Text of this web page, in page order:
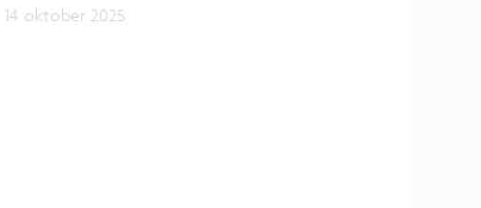
14 oktober 2025